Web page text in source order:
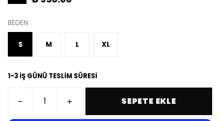
BEDEN
S M L XL
1-3 İŞ GÜNÜ TESLİM SÜRESİ
SEPETE EKLE